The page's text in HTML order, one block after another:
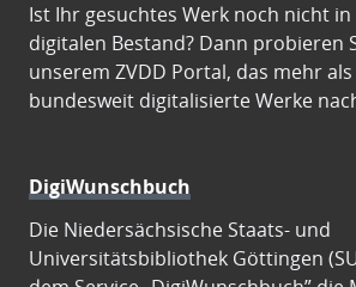
Ist Ihr gesuchtes Werk noch nicht
digitalen Bestand? Dann probieren
unserem ZVDD Portal, das mehr als
bundesweit digitalisierte Werke
DigiWunschbuch
Die Niedersächsische Staats- und
Universitätsbibliothek Göttingen